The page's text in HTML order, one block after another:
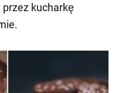
przez kucharkę